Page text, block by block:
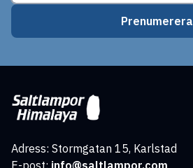
Prenumerera
Adress: Stormgatan 15, Karlstad
E-post: info@saltlampor.com